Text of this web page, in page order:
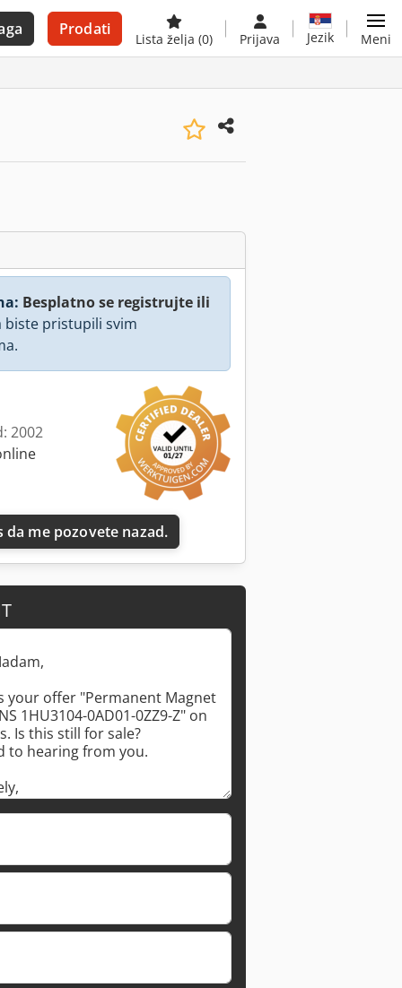
Prodati
Lista želja (0) Prijava Jezik Meni
Besplatno se registrujte ili
biste pristupili svim
2002
da me pozovete nazad.